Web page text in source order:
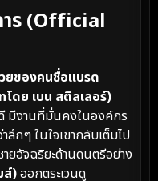
าร (Official
ยของคนชื่อแบรด
ดย เบน สติลเลอร์)
มีงานที่มั่นคงในองค์กร
กๆ ในใจเขากลับเต็มไป
ยอัจฉริยะด้านดนตรีอย่าง
ส์)ออกตระเวนดู